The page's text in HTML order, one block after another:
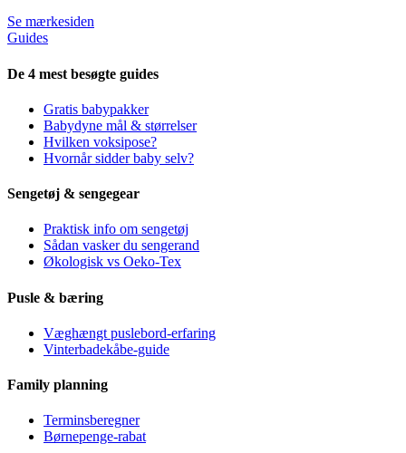
Se mærkesiden
Guides
De 4 mest besøgte guides
Gratis babypakker
Babydyne mål & størrelser
Hvilken voksipose?
Hvornår sidder baby selv?
Sengetøj & sengegear
Praktisk info om sengetøj
Sådan vasker du sengerand
Økologisk vs Oeko-Tex
Pusle & bæring
Væghængt puslebord-erfaring
Vinterbadekåbe-guide
Family planning
Terminsberegner
Børnepenge-rabat